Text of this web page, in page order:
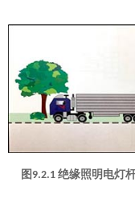
图9.2.1 绝缘照明电灯